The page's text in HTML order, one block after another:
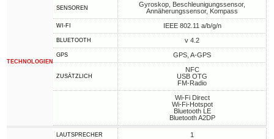
TECHNOLOGIEN
SENSOREN
Gyroskop, Beschleunigungssensor,
Annäherungssensor, Kompass
WI-FI IEEE 802.11 a/b/g/n
BLUETOOTH v 4.2
GPS GPS, A-GPS
ZUSÄTZLICH
NFC
USB OTG
FM-Radio
Wi-Fi Direct
Wi-Fi-Hotspot
Bluetooth LE
Bluetooth A2DP
LAUTSPRECHER 1